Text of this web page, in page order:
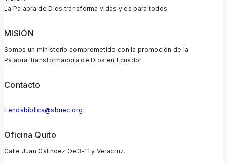
La Palabra de Dios transforma vidas y es para todos.
MISIÓN
Somos un ministerio comprometido con la promoción de la
Palabra transformadora de Dios en Ecuador.
Contacto
tiendabiblica@sbuec.org
Oficina Quito
Calle Juan Galindez Oe3-11 y Veracruz.